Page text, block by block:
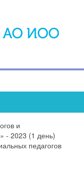
и
- 2023 (1 день)
педагогов